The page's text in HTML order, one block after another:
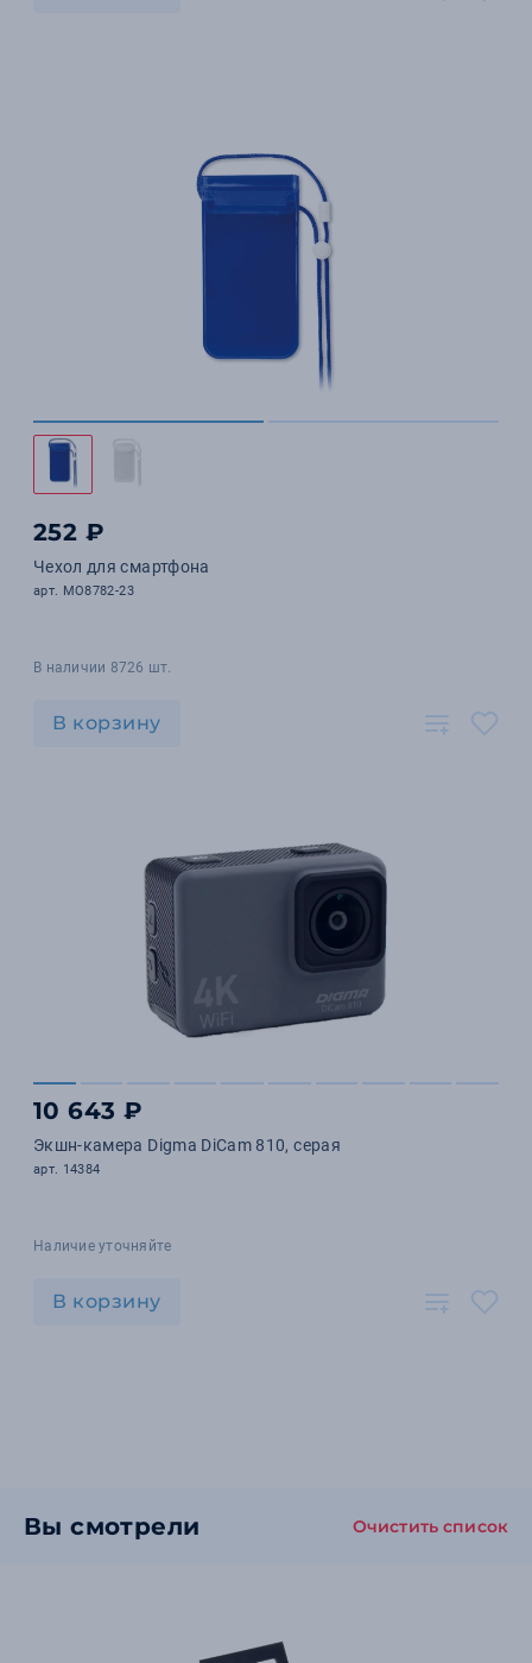
252 ₽
Чехол для смартфона
арт. MO8782-23
В наличии 8726 шт.
В корзину
10 643 ₽
Экшн-камера Digma DiCam 810, серая
арт. 14384
Наличие уточняйте
В корзину
Вы смотрели Очистить список